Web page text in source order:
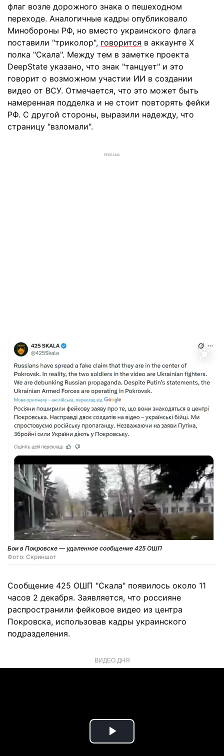
флаг возле дорожного знака о пешеходном
переходе. Аналогичные кадры опубликовало
Минобороны РФ, но вместо украинского флага
поставили "триколор", говорится в аккаунте X
полка "Скала". Между тем в заметке проекта
DeepState указано, что знак "танцует" и это
говорит о возможном участии ИИ в создании
видео от ВСУ. Отмечается, что это может быть
намеренная подделка и не стоит повторять фейки
РФ. С другой стороны, выразили надежду, что
страницу "взломали".
РЕКЛАМА
Бои в Покровске — удаленное сообщение 425 ОШП
Фото: Скриншот
Сообщение 425 ОШП "Скала" появилось около 11
часов 2 декабря. Заявляется, что россияне
распространили фейковое видео из центра
Покровска, использовав кадры украинского
подразделения.
ВИДЕО ДНЯ
Play